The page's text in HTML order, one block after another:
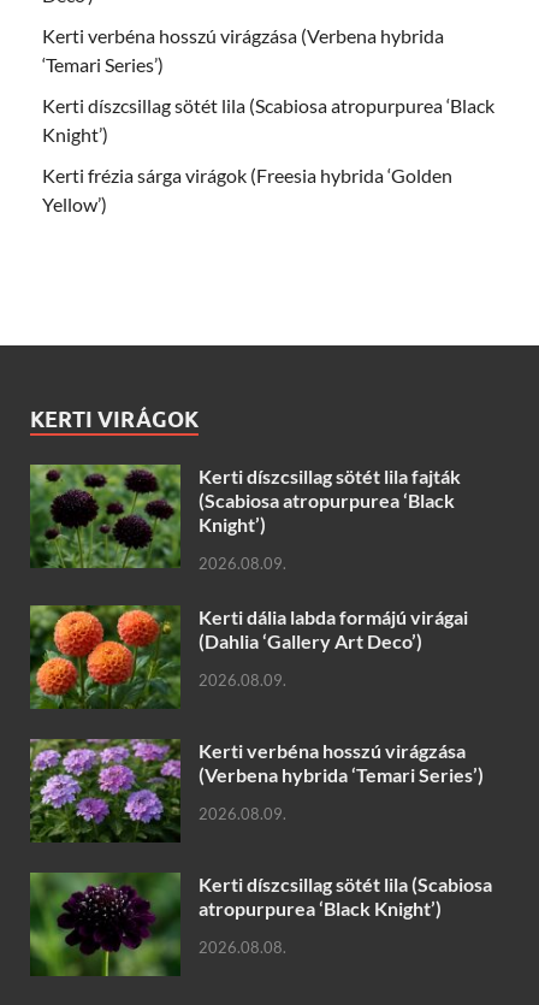
Kerti verbéna hosszú virágzása (Verbena hybrida
‘Temari Series’)
Kerti díszcsillag sötét lila (Scabiosa atropurpurea ‘Black
Knight’)
Kerti frézia sárga virágok (Freesia hybrida ‘Golden
Yellow’)
KERTI VIRÁGOK
Kerti díszcsillag sötét lila fajták
(Scabiosa atropurpurea ‘Black
Knight’)
2026.08.09.
Kerti dália labda formájú virágai
(Dahlia ‘Gallery Art Deco’)
2026.08.09.
Kerti verbéna hosszú virágzása
(Verbena hybrida ‘Temari Series’)
2026.08.09.
Kerti díszcsillag sötét lila (Scabiosa
atropurpurea ‘Black Knight’)
2026.08.08.